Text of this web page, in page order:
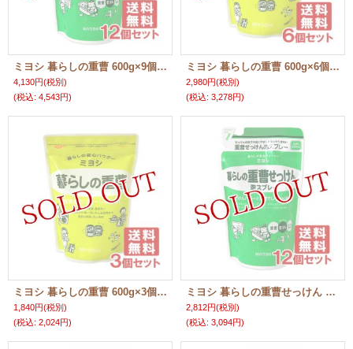
ミヨシ 暮らしの重曹 600g×9個セット MiYOSHi【送料無料】
4,130円(税別)
(税込: 4,543円)
ミヨシ 暮らしの重曹 600g×6個セット MiYOSHi【送料無料】
2,980円(税別)
(税込: 3,278円)
ミヨシ 暮らしの重曹 600g×3個セット MiYOSHi【送料無料】
1,840円(税別)
(税込: 2,024円)
ミヨシ 暮らしの重曹せっけん 泡スプレー 詰替用 230mL×12個セット MiYOSHi【送料無料】
2,812円(税別)
(税込: 3,094円)